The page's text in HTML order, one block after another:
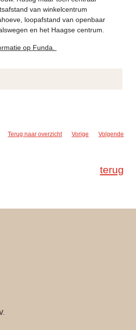
van winkelcentrum
loopafstand van openbaar
en het Haagse centrum.
op Funda.
Terug naar overzicht Vorige Volgende
terug